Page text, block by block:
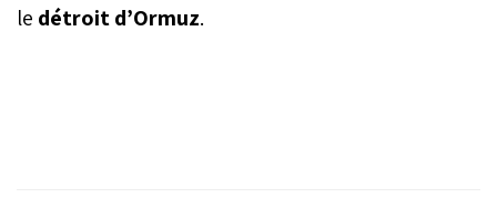
le détroit d’Ormuz.